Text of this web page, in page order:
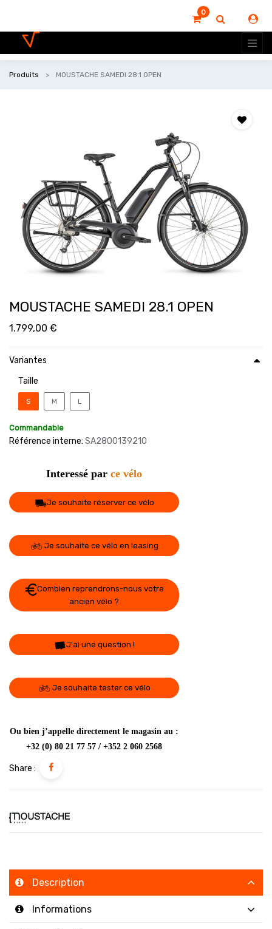
0
Produits MOUSTACHE SAMEDI 28.1 OPEN
MOUSTACHE SAMEDI 28.1 OPEN
1.799,00 €
Variantes
Taille
S M L
Commandable
Référence interne: SA28O0139210
Interessé par ce vélo
Je souhaite réserver ce vélo
Je souhaite ce vélo en leasing
Combien reprendrons-nous votre
ancien vélo ?
J'ai une question !
Je souhaite tester ce vélo
Ou bien j’appelle directement le magasin au :
+32 (0) 80 21 77 57 / +352 2 060 2568
Share :
Description
Informations